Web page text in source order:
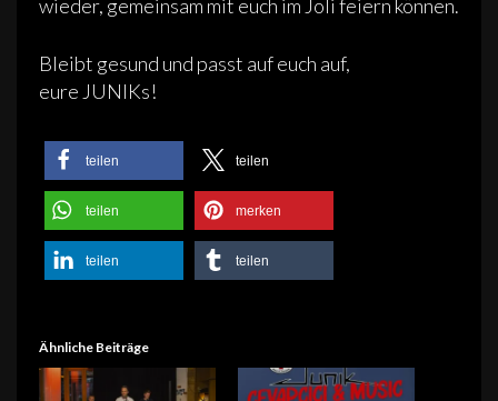
wieder, gemeinsam mit euch im Joli feiern können.
Bleibt gesund und passt auf euch auf,
eure JUNIKs!
teilen teilen
teilen merken
teilen teilen
Ähnliche Beiträge